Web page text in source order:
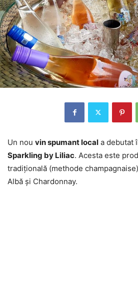
Un nou vin spumant local a debutat
Sparkling by Liliac. Acesta este
tradiţională (methode
Albă şi Chardonnay.